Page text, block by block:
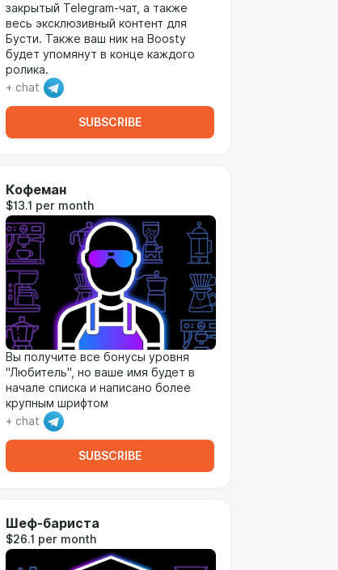
закрытый Telegram-чат, а также
весь эксклюзивный контент для
Бусти. Также ваш ник на Boosty
будет упомянут в конце каждого
ролика.
+ chat
SUBSCRIBE
Кофеман
$13.1 per month
Вы получите все бонусы уровня
"Любитель", но ваше имя будет в
начале списка и написано более
крупным шрифтом
+ chat
SUBSCRIBE
Шеф-бариста
$26.1 per month